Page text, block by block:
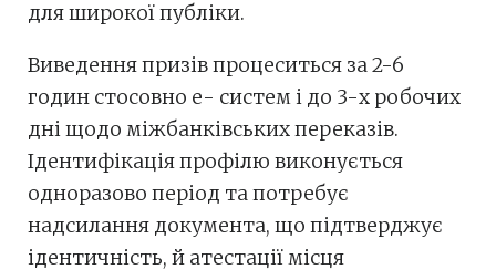
для широкої публіки.
Виведення призів процеситься за 2-6
годин стосовно е- систем і до 3-х робочих
дні щодо міжбанківських переказів.
Ідентифікація профілю виконується
одноразово період та потребує
надсилання документа, що підтверджує
ідентичність, й атестації місця